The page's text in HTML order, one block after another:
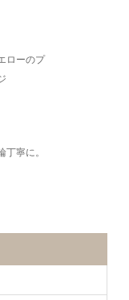
ローのプ
丁寧に。